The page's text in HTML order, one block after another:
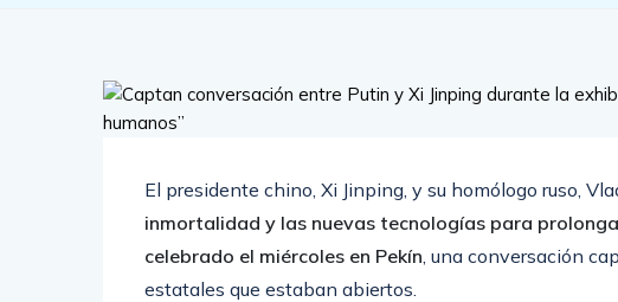
El presidente chino, Xi Jinping, y su homólogo ruso,
inmortalidad y las nuevas tecnologías para
celebrado el miércoles en Pekín, una conversación
estatales que estaban abiertos.